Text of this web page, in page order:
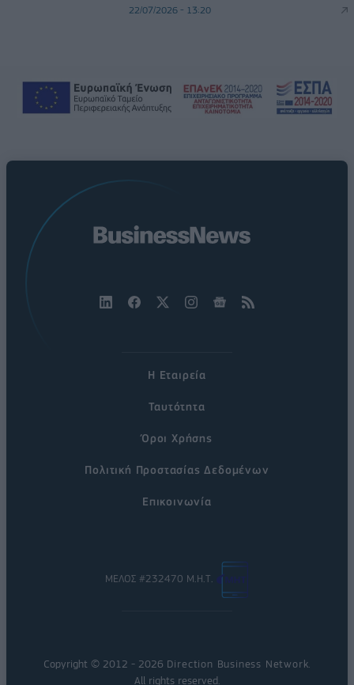
22/07/2026 - 13:20
Η Εταιρεία
Ταυτότητα
Όροι Χρήσης
Πολιτική Προστασίας Δεδομένων
Επικοινωνία
ΜΕΛΟΣ #232470 Μ.Η.Τ.
Copyright © 2012 - 2026 Direction Business Network.
All rights reserved.